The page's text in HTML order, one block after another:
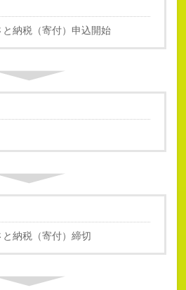
納税（寄付）申込開始
納税（寄付）締切